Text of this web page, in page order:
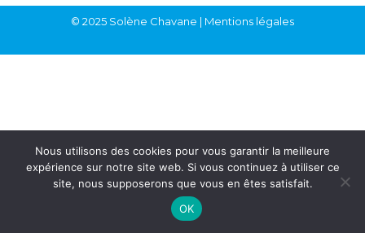
© 2025 Solène Chavane | Mentions légales
Nous utilisons des cookies pour vous garantir la meilleure
expérience sur notre site web. Si vous continuez à utiliser ce
site, nous supposerons que vous en êtes satisfait.
OK